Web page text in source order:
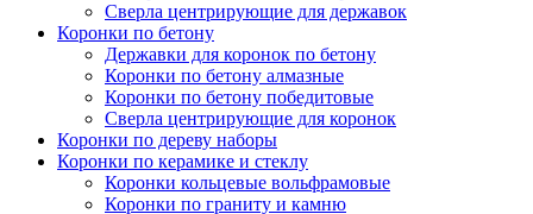
Сверла центрирующие для державок
Коронки по бетону
Державки для коронок по бетону
Коронки по бетону алмазные
Коронки по бетону победитовые
Сверла центрирующие для коронок
Коронки по дереву наборы
Коронки по керамике и стеклу
Коронки кольцевые вольфрамовые
Коронки по граниту и камню